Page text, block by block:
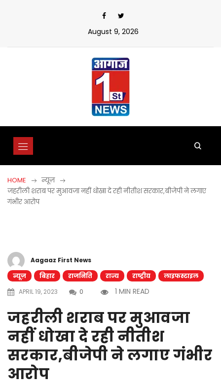
August 9, 2026
HOME
न्यूज़
जहरीली शराब पर मुआवजा नहीं धोखा दे रही नीतीश सरकार,बीजेपी ने लगाए
गंभीर आरोप
Aagaaz First News
न्यूज़
बिहार राजनिति राज्य राष्ट्रीय
लाइफस्टाइल
APRIL 19, 2023
0 1 MIN READ
जहरीली शराब पर मुआवजा
नहीं धोखा दे रही नीतीश
सरकार,बीजेपी ने लगाए गंभीर
आरोप